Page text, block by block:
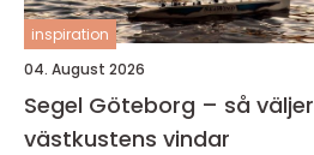
inspiration
04. August 2026
Segel Göteborg – så
västkustens vindar